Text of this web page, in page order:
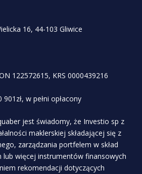
16, 44-103 Gliwice
122572615, KRS 0000439216
901zł, w pełni opłacony
jest świadomy, że Investio sp z
maklerskiej składającej się z
zarządzania portfelem w skład
lub więcej instrumentów finansowych
rekomendacji dotyczących